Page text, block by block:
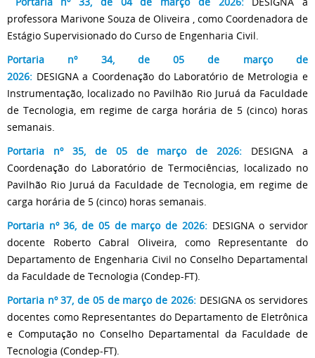
professora Marivone Souza de Oliveira , como Coordenadora de
Estágio Supervisionado do Curso de Engenharia Civil.
Portaria nº 34, de 05 de março de
2026: DESIGNA a Coordenação do Laboratório de Metrologia e
Instrumentação, localizado no Pavilhão Rio Juruá da Faculdade
de Tecnologia, em regime de carga horária de 5 (cinco) horas
semanais.
Portaria nº 35, de 05 de março de 2026:
DESIGNA a
Coordenação do Laboratório de Termociências, localizado no
Pavilhão Rio Juruá da Faculdade de Tecnologia, em regime de
carga horária de 5 (cinco) horas semanais.
Portaria nº 36, de 05 de março de 2026: DESIGNA o servidor
docente Roberto Cabral Oliveira, como Representante do
Departamento de Engenharia Civil no Conselho Departamental
da Faculdade de Tecnologia (Condep-FT).
Portaria nº 37, de 05 de março de 2026: DESIGNA os servidores
docentes como Representantes do Departamento de Eletrônica
e Computação no Conselho Departamental da Faculdade de
Tecnologia (Condep-FT).